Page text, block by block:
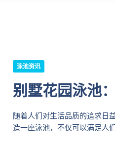
泳池资讯
别墅花园泳池
随着人们对生活品质的追求日
造一座泳池，不仅可以满足人